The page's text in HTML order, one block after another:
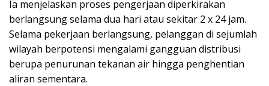
Ia menjelaskan proses pengerjaan diperkirakan
berlangsung selama dua hari atau sekitar 2 x 24 jam.
Selama pekerjaan berlangsung, pelanggan di sejumlah
wilayah berpotensi mengalami gangguan distribusi
berupa penurunan tekanan air hingga penghentian
aliran sementara.